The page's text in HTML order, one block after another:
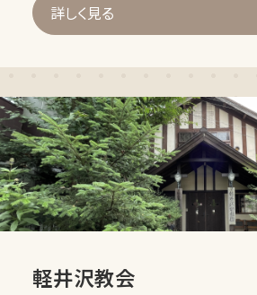
詳しく見る
軽井沢教会